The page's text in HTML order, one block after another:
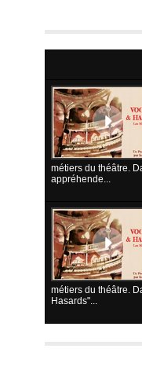
métiers du théâtre.
appréhende...
métiers du théâtre.
Hasards"...